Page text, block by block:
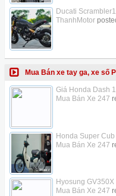
Ducati
ThanhMotor
Mua Bán xe tay ga, xe số
Giá Honda Dash
Mua Bán Xe 247
Honda Super Cub
Mua Bán Xe 247
Hyosung
Mua Bán Xe 247